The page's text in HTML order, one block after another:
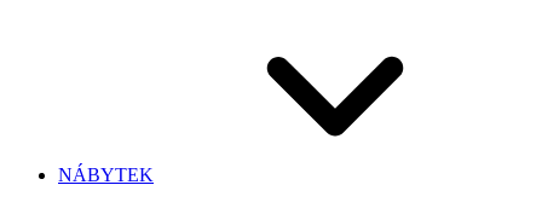
NÁBYTEK